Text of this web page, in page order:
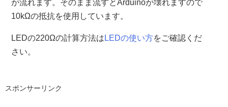
が流れます。そのまま流すとArduinoが壊れますので
10kΩの抵抗を使用しています。
LEDの220Ωの計算方法は LEDの使い方をご確認くだ
さい。
スポンサーリンク